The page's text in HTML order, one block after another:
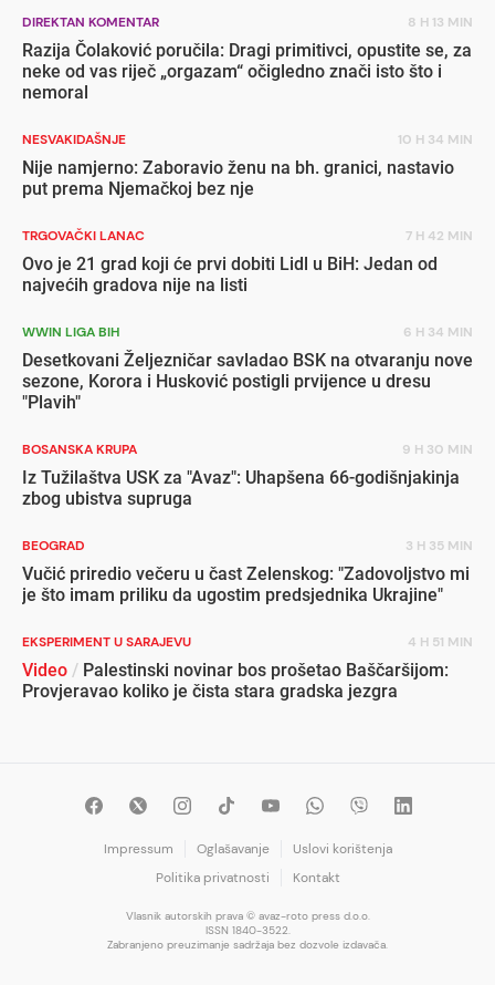
DIREKTAN KOMENTAR 8 H 13 MIN
Razija Čolaković poručila: Dragi primitivci, opustite se, za
neke od vas riječ „orgazam“ očigledno znači isto što i
nemoral
NESVAKIDAŠNJE 10 H 34 MIN
Nije namjerno: Zaboravio ženu na bh. granici, nastavio
put prema Njemačkoj bez nje
TRGOVAČKI LANAC 7 H 42 MIN
Ovo je 21 grad koji će prvi dobiti Lidl u BiH: Jedan od
najvećih gradova nije na listi
WWIN LIGA BIH 6 H 34 MIN
Desetkovani Željezničar savladao BSK na otvaranju nove
sezone, Korora i Husković postigli prvijence u dresu
"Plavih"
BOSANSKA KRUPA 9 H 30 MIN
Iz Tužilaštva USK za "Avaz": Uhapšena 66-godišnjakinja
zbog ubistva supruga
BEOGRAD 3 H 35 MIN
Vučić priredio večeru u čast Zelenskog: "Zadovoljstvo mi
je što imam priliku da ugostim predsjednika Ukrajine"
EKSPERIMENT U SARAJEVU 4 H 51 MIN
Video / Palestinski novinar bos prošetao Baščaršijom:
Provjeravao koliko je čista stara gradska jezgra
Impressum Oglašavanje
Uslovi korištenja
Politika privatnosti
Kontakt
Vlasnik autorskih prava © avaz-roto press d.o.o.
ISSN 1840-3522.
Zabranjeno preuzimanje sadržaja bez dozvole izdavača.